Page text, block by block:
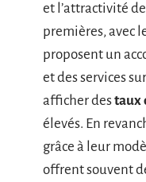
et l’attractivité
premières, avec
proposent un
et des services
afficher destaux
élevés. En
grâce à leur
offrent souvent